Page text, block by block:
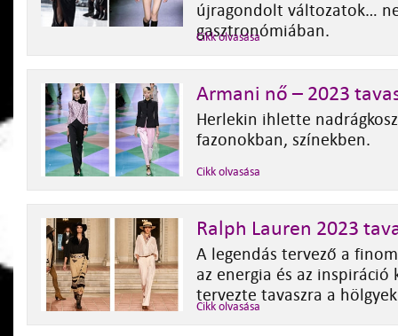
újragondolt változatok…
gasztronómiában.
Cikk olvasása
Armani nő – 2023
Herlekin ihlette
fazonokban, színekben.
Cikk olvasása
Ralph Lauren 2023
A legendás tervező a
az energia és az inspiráció
tervezte tavaszra a
Cikk olvasása